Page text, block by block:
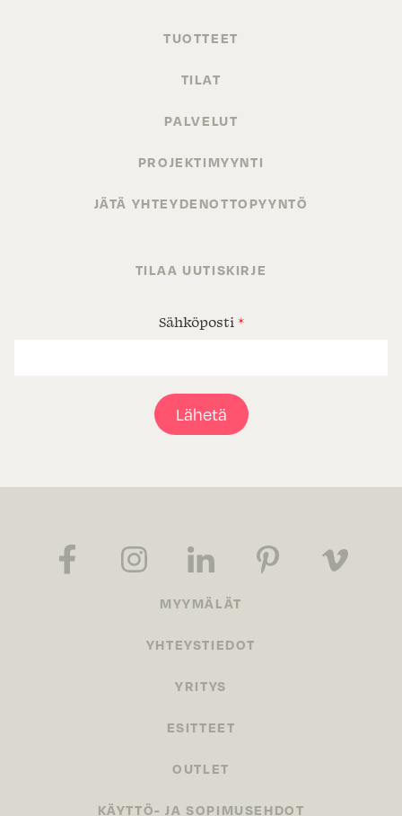
TUOTTEET
TILAT
PALVELUT
PROJEKTIMYYNTI
JÄTÄ YHTEYDENOTTOPYYNTÖ
TILAA UUTISKIRJE
Sähköposti *
Lähetä
MYYMÄLÄT
YHTEYSTIEDOT
YRITYS
ESITTEET
OUTLET
KÄYTTÖ- JA SOPIMUSEHDOT